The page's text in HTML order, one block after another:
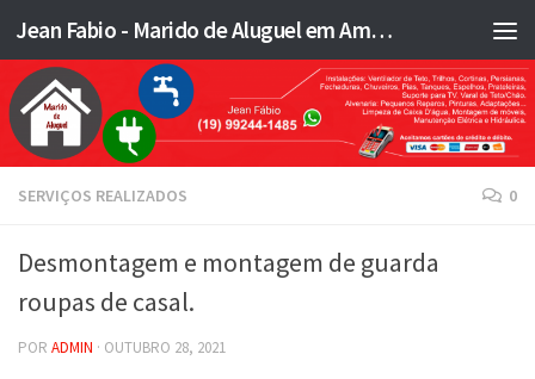
Skip to content Jean Fabio - Marido de Aluguel em Americana SP e região - JFMA
SERVIÇOS REALIZADOS 0
Desmontagem e montagem de guarda
roupas de casal.
POR ADMIN · OUTUBRO 28, 2021